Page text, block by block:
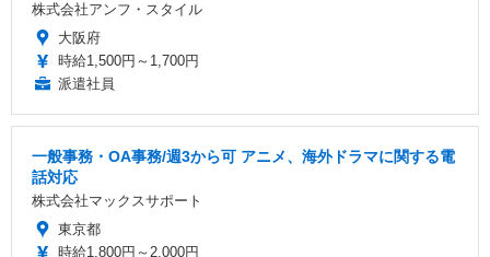
株式会社アンフ・スタイル
大阪府
時給1,500円～1,700円
派遣社員
一般事務・OA事務/週3から可 アニメ、海外ドラマに関する電
話対応
株式会社マックスサポート
東京都
時給1,800円～2,000円